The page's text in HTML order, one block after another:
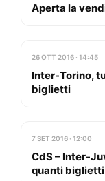
Aperta la
26 OTT 2016 · 14:45
Inter-Torino,
biglietti
7 SET 2016 · 12:00
CdS – Inter-
quanti